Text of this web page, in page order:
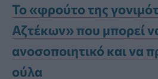
Το «φρούτο της
Αζτέκων» που μπορεί
ανοσοποιητικό και να
ούλα